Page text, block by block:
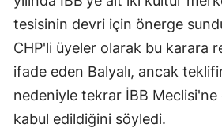
tesisinin devri için önerge
CHP'li üyeler olarak bu karara
ifade eden Balyalı, ancak
nedeniyle tekrar İBB
kabul edildiğini söyledi.